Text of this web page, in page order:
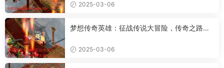
2025-03-06
梦想传奇英雄：征战传说大冒险，传奇之路何
2025-03-06